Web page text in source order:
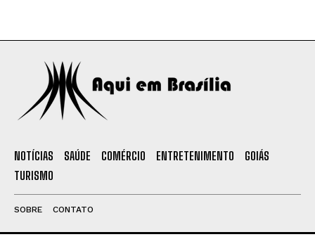
NOTÍCIAS SAÚDE COMÉRCIO ENTRETENIMENTO
GOIÁS
TURISMO
SOBRE CONTATO